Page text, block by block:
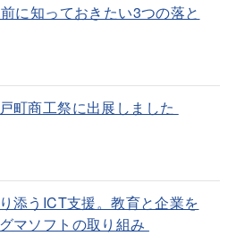
に知っておきたい3つの落と
町商工祭に出展しました
添うICT支援。教育と企業を
マソフトの取り組み